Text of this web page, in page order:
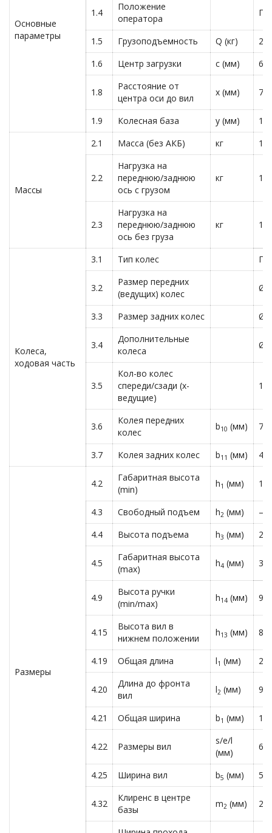
Основные
параметры
1.4
Положение
оператора
1.5 Грузоподъемность Q (кг)
1.6
Центр загрузки c (мм)
1.8
Расстояние от
центра оси до вил
x (мм)
1.9 Колесная база y (мм)
Массы
2.1 Масса (без АКБ) кг
2.2
Нагрузка на
переднюю/заднюю
ось с грузом
кг
2.3
Нагрузка на
переднюю/заднюю
ось без груза
кг
Колеса,
ходовая часть
3.1 Тип колес
3.2
Размер передних
(ведущих) колес
3.3 Размер задних колес
3.4
Дополнительные
колеса
3.5
Кол-во колес
спереди/сзади (х-
ведущие)
3.6
Колея передних
колес
b10 (мм)
3.7 Колея задних колес b11 (мм)
Размеры
4.2
Габаритная высота
(min)
h1 (мм)
4.3 Свободный подъем h2 (мм)
—
4.4
Высота подъема h3 (мм)
4.5
Габаритная высота
(max)
h4 (мм)
4.9
Высота ручки
(min/max)
h14 (мм)
4.15
Высота вил в
нижнем положении
h13 (мм) 85
4.19 Общая длина l1 (мм)
4.20
Длина до фронта
вил
l2 (мм)
4.21 Общая ширина b1 (мм)
4.22 Размеры вил
s/e/l
(мм)
4.25 Ширина вил b5 (мм)
4.32
Клиренс в центре
базы
m2 (мм) 25